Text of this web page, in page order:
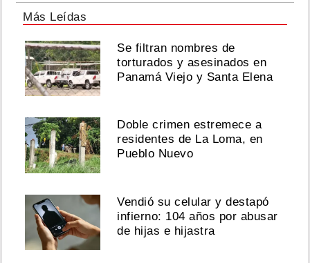
Más Leídas
Se filtran nombres de
torturados y asesinados en
Panamá Viejo y Santa Elena
Doble crimen estremece a
residentes de La Loma, en
Pueblo Nuevo
Vendió su celular y destapó
infierno: 104 años por abusar
de hijas e hijastra